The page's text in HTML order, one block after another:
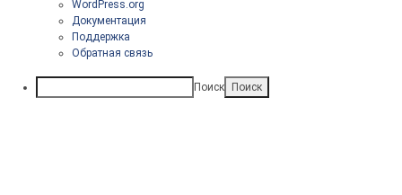
WordPress.org
Документация
Поддержка
Обратная связь
Поиск